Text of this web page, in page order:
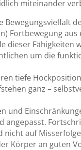
miteinander
Bewegungsvielfalt
Fortbewegung
dieser Fähigkeiten
um die
tiefe
ganz –
und
angepasst.
nicht auf
Körper an guten